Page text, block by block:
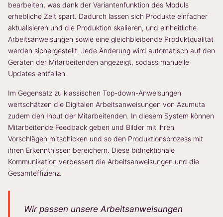
bearbeiten, was dank der Variantenfunktion des Moduls
erhebliche Zeit spart. Dadurch lassen sich Produkte einfacher
aktualisieren und die Produktion skalieren, und einheitliche
Arbeitsanweisungen sowie eine gleichbleibende Produktqualität
werden sichergestellt. Jede Änderung wird automatisch auf den
Geräten der Mitarbeitenden angezeigt, sodass manuelle
Updates entfallen.
Im Gegensatz zu klassischen Top-down-Anweisungen
wertschätzen die Digitalen Arbeitsanweisungen von Azumuta
zudem den Input der Mitarbeitenden. In diesem System können
Mitarbeitende Feedback geben und Bilder mit ihren
Vorschlägen mitschicken und so den Produktionsprozess mit
ihren Erkenntnissen bereichern. Diese bidirektionale
Kommunikation verbessert die Arbeitsanweisungen und die
Gesamteffizienz.
Wir passen unsere Arbeitsanweisungen